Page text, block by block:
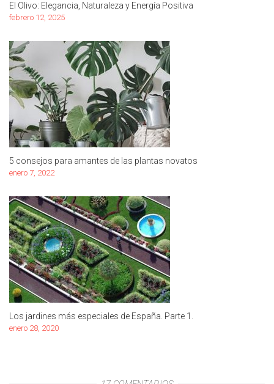
El Olivo: Elegancia, Naturaleza y Energía Positiva
febrero 12, 2025
5 consejos para amantes de las plantas novatos
enero 7, 2022
Los jardines más especiales de España. Parte 1.
enero 28, 2020